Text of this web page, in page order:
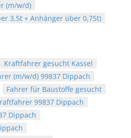
(m/w/d)
3,5t + Anhänger über 0,75t)
Kraftfahrer gesucht Kassel
(m/w/d) 99837 Dippach
Fahrer für Baustoffe gesucht
99837 Dippach
Dippach